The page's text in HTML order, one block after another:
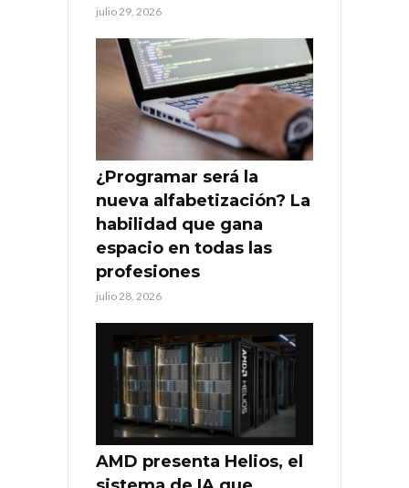
julio 29, 2026
¿Programar será la
nueva alfabetización? La
habilidad que gana
espacio en todas las
profesiones
julio 28, 2026
AMD presenta Helios, el